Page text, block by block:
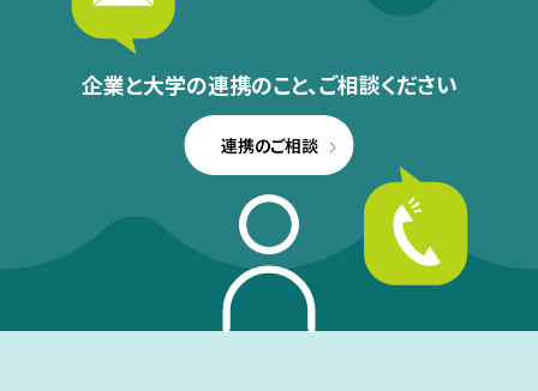
企業と大学の連携のこと、ご相談ください
連携のご相談